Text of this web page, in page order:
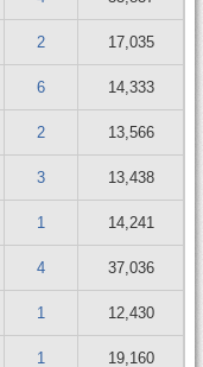
2 17,035
6 14,333
2 13,566
3 13,438
1 14,241
4 37,036
1 12,430
1 19,160